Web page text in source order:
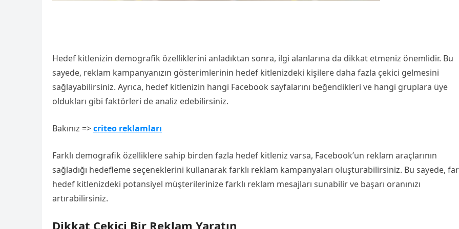
Hedef kitlenizin demografik özelliklerini anladıktan sonra, ilgi alanlarına da dikkat etmeniz önemlidir. Bu
sayede, reklam kampanyanızın gösterimlerinin hedef kitlenizdeki kişilere daha fazla çekici gelmesini
sağlayabilirsiniz. Ayrıca, hedef kitlenizin hangi Facebook sayfalarını beğendikleri ve hangi gruplara üye
oldukları gibi faktörleri de analiz edebilirsiniz.
Bakınız =>criteo reklamları
Farklı demografik özelliklere sahip birden fazla hedef kitleniz varsa, Facebook’un reklam araçlarının
sağladığı hedefleme seçeneklerini kullanarak farklı reklam kampanyaları oluşturabilirsiniz. Bu sayede,
hedef kitlenizdeki potansiyel müşterilerinize farklı reklam mesajları sunabilir ve başarı oranınızı
artırabilirsiniz.
Dikkat Çekici Bir Reklam Yaratın